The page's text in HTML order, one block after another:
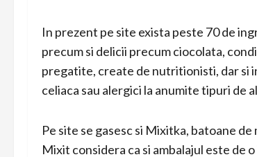
In prezent pe site exista peste 70 de
precum si delicii precum ciocolata,
pregatite, create de nutritionisti, dar si
celiaca sau alergici la anumite tipuri de
Pe site se gasesc si Mixitka, batoane
Mixit considera ca si ambalajul este